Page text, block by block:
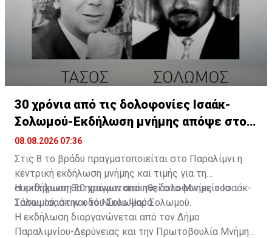
30 χρόνια από τις δολοφονίες Ισαάκ-
Σολωμού-Εκδήλωση μνήμης απόψε στο
Παραλίμνι
08.08.2026 07:36
Στις 8 το βράδυ πραγματοποιείται στο Παραλίμνι η
κεντρική εκδήλωση μνήμης και τιμής για τη
συμπλήρωση 30 χρόνων από τις δολοφονίες του
Τάσου Ισαάκ και του Σολωμού Σολωμού.
Η εκδήλωση θα πραγματοποιηθεί στο Μνημείο Ισαάκ-
Σολωμού, στην οδό Νίκου Ψαρά.
Η εκδήλωση διοργανώνεται από τον Δήμο
Παραλιμνίου-Δερύνειας και την Πρωτοβουλία Μνήμης